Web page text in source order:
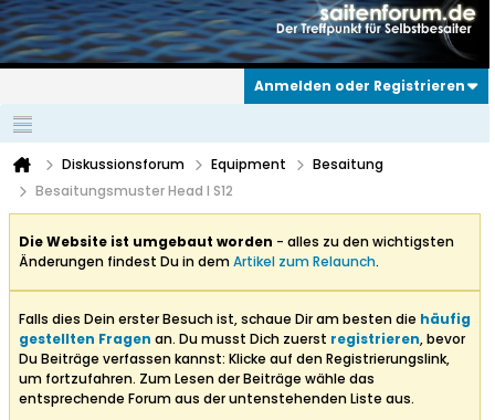
Anmelden oder Registrieren
Diskussionsforum Equipment
Besaitung
Besaitungsmuster Head I S12
Die Website ist umgebaut worden - alles zu den wichtigsten
Änderungen findest Du in demArtikel zum Relaunch.
Falls dies Dein erster Besuch ist, schaue Dir am besten die häufig
gestellten Fragen an. Du musst Dich zuerst registrieren, bevor
Du Beiträge verfassen kannst: Klicke auf den Registrierungslink,
um fortzufahren. Zum Lesen der Beiträge wähle das
entsprechende Forum aus der untenstehenden Liste aus.